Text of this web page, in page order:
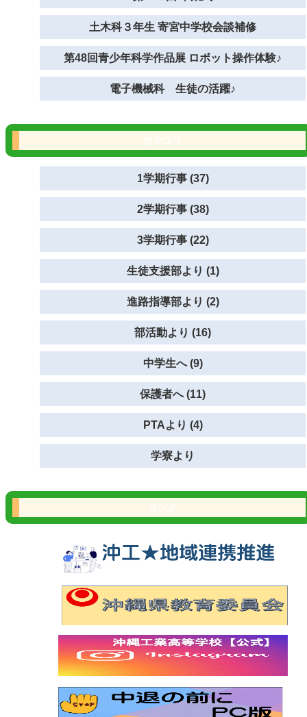
土木科３年生 寄宮中学校会談補修
第48回青少年科学作品展 ロボット操作体験♪
電子機械科 生徒の活躍♪
1学期行事 (37)
2学期行事 (38)
3学期行事 (22)
生徒支援部より (1)
進路指導部より (2)
部活動より (16)
中学生へ (9)
保護者へ (11)
PTAより (4)
学寮より